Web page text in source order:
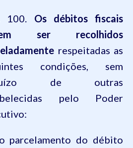
100. Os débitos fiscais
ser recolhidos
respeitadas as
condições, sem
de outras
pelo Poder
parcelamento do débito